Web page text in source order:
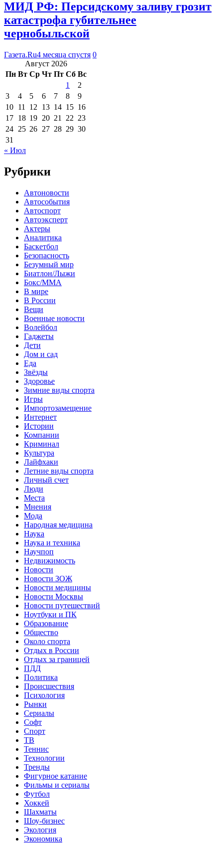
МИД РФ: Персидскому заливу грозит
катастрофа губительнее
чернобыльской
Газета.Ru4 месяца спустя 0
Август 2026
Пн Вт Ср Чт Пт Сб Вс
1
2
3
4 5 6 7 8
9
10 11 12 13 14 15 16
17 18 19 20 21 22 23
24 25 26 27 28 29 30
31
« Июл
Рубрики
Автоновости
Автособытия
Автоспорт
Автоэксперт
Актеры
Аналитика
Баскетбол
Безопасность
Безумный мир
Биатлон/Лыжи
Бокс/MMA
В мире
В России
Вещи
Военные новости
Волейбол
Гаджеты
Дети
Дом и сад
Еда
Звёзды
Здоровье
Зимние виды спорта
Игры
Импортозамещение
Интернет
Истории
Компании
Криминал
Культура
Лайфхаки
Летние виды спорта
Личный счет
Люди
Места
Мнения
Мода
Народная медицина
Наука
Наука и техника
Научпоп
Недвижимость
Новости
Новости ЗОЖ
Новости медицины
Новости Москвы
Новости путешествий
Ноутбуки и ПК
Образование
Общество
Около спорта
Отдых в России
Отдых за границей
ПДД
Политика
Происшествия
Психология
Рынки
Сериалы
Софт
Спорт
ТВ
Теннис
Технологии
Тренды
Фигурное катание
Фильмы и сериалы
Футбол
Хоккей
Шахматы
Шоу-бизнес
Экология
Экономика